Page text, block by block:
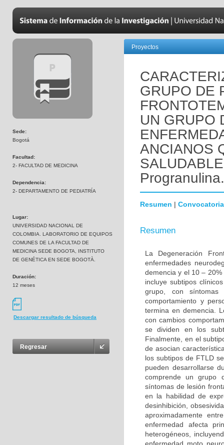
Sede:
Bogotá
Facultad:
2- FACULTAD DE MEDICINA
Dependencia:
2- DEPARTAMENTO DE PEDIATRÍA
Lugar:
UNIVERSIDAD NACIONAL DE
COLOMBIA. LABORATORIO DE EQUIPOS
COMUNES DE LA FACULTAD DE
MEDICINA SEDE BOGOTA, INSTITUTO
DE GENÉTICA EN SEDE BOGOTÀ.
Duración:
12 meses
Descargar resultado de búsqueda
Regresar
Proyectos
GRUPO DE
UN GRUPO
ANCIANOS
Progranulina.
Resumen | Convocatoria
Resumen
La Degeneración
enfermedades
demencia y el 10 –
incluye subtipos
grupo, con síntomas
comportamiento y
termina en demencia.
con cambios
se dividen en los
Finalmente, en el
de asocian
los subtipos de FTLD
pueden desarrollarse
comprende un grupo
síntomas de lesión
en la habilidad de
desinhibición,
aproximadamente
enfermedad afecta
heterogéneos,